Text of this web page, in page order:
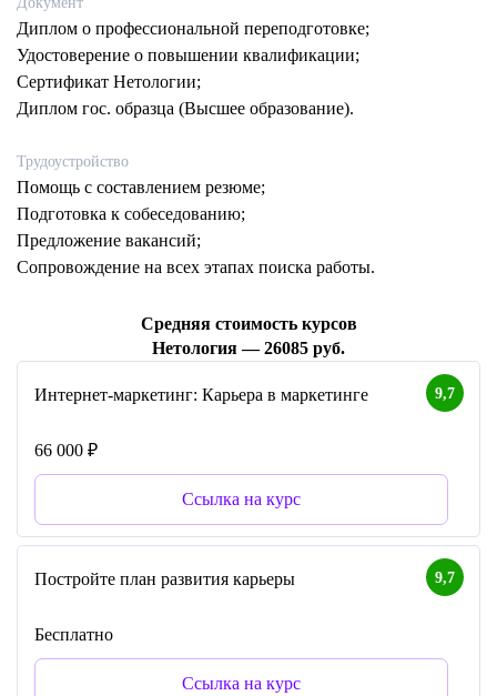
Диплом о профессиональной переподготовке;
Удостоверение о повышении квалификации;
Сертификат Нетологии;
Диплом гос. образца (Высшее образование).
Трудоустройство
Помощь с составлением резюме;
Подготовка к собеседованию;
Предложение вакансий;
Сопровождение на всех этапах поиска работы.
Средняя стоимость курсов
Нетология — 26085 руб.
9,7
Интернет-маркетинг: Карьера в маркетинге
66 000 ₽
Ссылка на курс
9,7
Постройте план развития карьеры
Бесплатно
Ссылка на курс